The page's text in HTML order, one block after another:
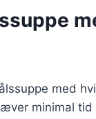
med
minimal tid